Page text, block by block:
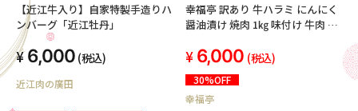
【近江牛入り】自家特製手造りハ
ンバーグ「近江牡丹」
6,000 (税込)
近江肉の廣田
幸福亭 訳あり 牛ハラミ にんにく
醤油漬け 焼肉 1㎏ 味付け 牛肉 ハ
単 大蒜醤油
6,000 (税込)
30%OFF
幸福亭